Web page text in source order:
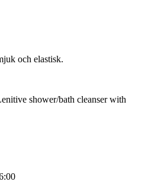
och elastisk.
shower/bath cleanser with